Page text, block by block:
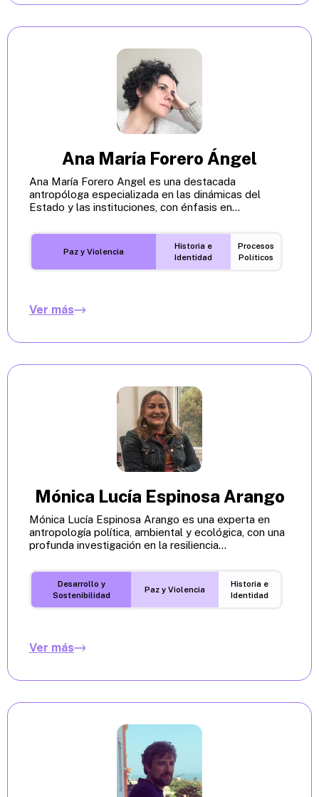
Ana María Forero Ángel
Ana María Forero Angel es una destacada
antropóloga especializada en las dinámicas del
Estado y las instituciones, con énfasis en...
Paz y Violencia
Historia e
Identidad
Procesos
Políticos
Ver más
Mónica Lucía Espinosa Arango
Mónica Lucía Espinosa Arango es una experta en
antropología política, ambiental y ecológica, con una
profunda investigación en la resiliencia...
Desarrollo y
Sostenibilidad
Paz y Violencia
Historia e
Identidad
Ver más